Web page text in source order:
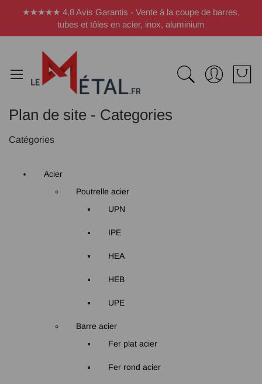
★★★★★ 4,8 Avis Garantis - Vente à la coupe de barres,
tubes et tôles en acier, inox, aluminium
Plan de site - Categories
Catégories
Acier
Poutrelle acier
UPN
IPE
HEA
HEB
UPE
Barre acier
Fer plat acier
Fer rond acier